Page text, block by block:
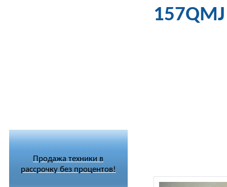
Продажа техники в
рассрочку без процентов!
157QMJ